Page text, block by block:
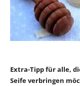
Extra-Tipp für alle,
Seife verbringen